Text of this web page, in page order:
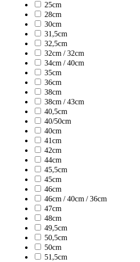
25cm
28cm
30cm
31,5cm
32,5cm
32cm / 32cm
34cm / 40cm
35cm
36cm
38cm
38cm / 43cm
40,5cm
40/50cm
40cm
41cm
42cm
44cm
45,5cm
45cm
46cm
46cm / 40cm / 36cm
47cm
48cm
49,5cm
50,5cm
50cm
51,5cm